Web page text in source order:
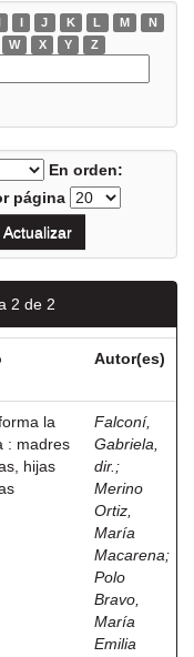
I J K L M
N
W X Y Z
En orden:
página
2 de 2
Autor(es)
la
: madres
hijas
Falconí,
Gabriela,
dir. ;
Merino
Ortiz,
María
Macarena;
Polo
Bravo,
María
Emilia